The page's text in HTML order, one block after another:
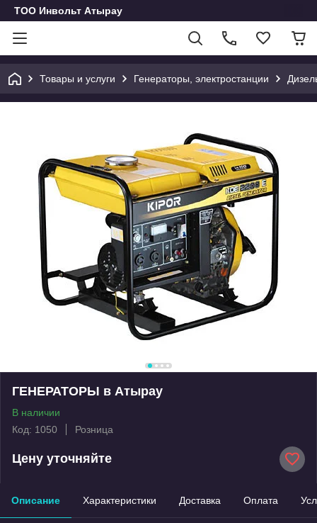
ТОО Инвольт Атырау
Товары и услуги Генераторы, электростанции
ГЕНЕРАТОРЫ в Атырау
В наличии
Код: 1050
Розница
Цену уточняйте
Описание Характеристики Доставка Оплата